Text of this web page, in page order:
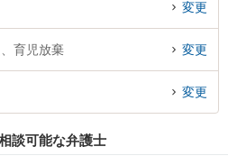
談できる東海市内の弁護士に相談予約した
すすめです。
変更
育児放棄 変更
変更
談可能な弁護士